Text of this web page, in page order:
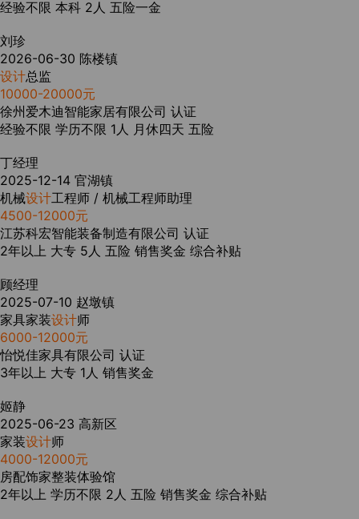
经验不限 本科 2人 五险一金
刘珍
2026-06-30 陈楼镇
设计总监
10000-20000元
徐州爱木迪智能家居有限公司 认证
经验不限 学历不限 1人 月休四天 五险
丁经理
2025-12-14 官湖镇
机械设计工程师 / 机械工程师助理
4500-12000元
江苏科宏智能装备制造有限公司 认证
2年以上 大专 5人 五险 销售奖金 综合补贴
顾经理
2025-07-10 赵墩镇
家具家装设计师
6000-12000元
怡悦佳家具有限公司 认证
3年以上 大专 1人 销售奖金
姬静
2025-06-23 高新区
家装设计师
4000-12000元
房配饰家整装体验馆
2年以上 学历不限 2人 五险 销售奖金 综合补贴